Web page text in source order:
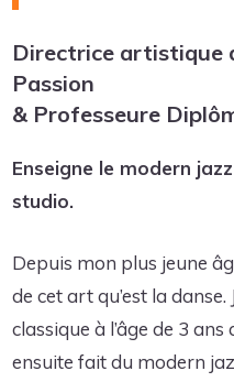
Directrice artistique
Passion
& Professeure
Enseigne le modern
studio.
Depuis mon plus jeune
de cet art qu’est la danse.
classique à l’âge de 3
ensuite fait du modern